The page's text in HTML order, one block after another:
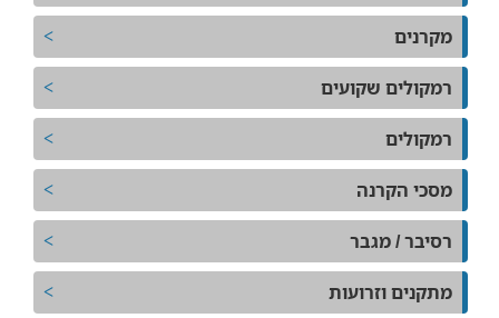
מקרנים
רמקולים שקועים
רמקולים
מסכי הקרנה
רסיבר / מגבר
מתקנים וזרועות